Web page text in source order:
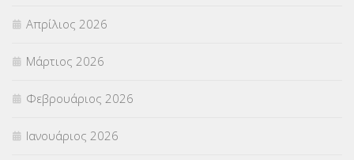
ΣΕΠ(50)
ΣΤΕΛΕΧΗ (360)
ΣΥΜΒΟΥΛΕΥΤΙΚΟΣ ΣΤΑΘΜΟΣ ΝΕΩΝ
ΣΥΝΤΑΞΕΙΣ(12)
Απρίλιος 2026
Μάρτιος 2026
Φεβρουάριος 2026
Ιανουάριος 2026